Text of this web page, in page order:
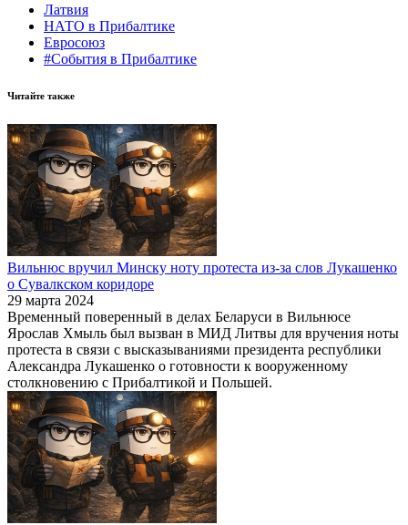
Латвия
НАТО в Прибалтике
Евросоюз
#События в Прибалтике
Читайте также
Вильнюс вручил Минску ноту протеста из-за слов Лукашенко
о Сувалкском коридоре
29 марта 2024
Временный поверенный в делах Беларуси в Вильнюсе
Ярослав Хмыль был вызван в МИД Литвы для вручения ноты
протеста в связи с высказываниями президента республики
Александра Лукашенко о готовности к вооруженному
столкновению с Прибалтикой и Польшей.